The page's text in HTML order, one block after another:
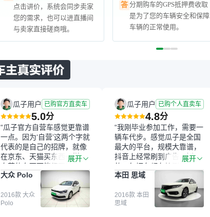
点击讲价，系统会同步卖家
您的需求，也可以进直播间
与卖家直接磋商哦。
答 分期购车的GPS抵押费收取
是为了您的车辆安全和保障
车辆的正常使用。
瓜子用户 已购官方直卖车
5.0分
“瓜子官方自营车感觉更靠谱
一点。因为‘自营’这两个字就
代表的是自己的招牌，就像
在京东、天猫买东西一样，
自营的东西可能都要好一
点。就是这种刻板印象吧。
一开始买二手车的时候，我
确实有担心过事故车、泡水
车这些问题。瓜子的检测报
展开
大众 Polo
2016款 大众
Polo
瓜子用户 已购个人直卖车
4.8分
“我刚毕业参加工作，需要一
辆车代步。感觉瓜子是全国
最大的平台，规模大靠谱，
抖音上经常刷到广告，挺火
的。每辆车都有检测报告，
这个让我很放心。去外面买
车全凭卖家一张嘴，不敢
买。我买了本田思域，白
色，过户次数少，公里数符
展开
本田 思域
2016款 本田
思域